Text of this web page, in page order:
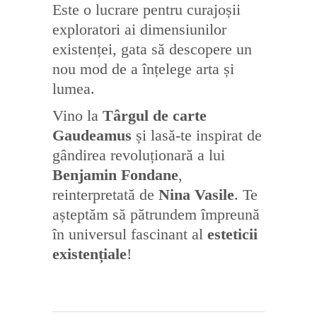
Este o lucrare pentru curajoșii
exploratori ai dimensiunilor
existenței, gata să descopere un
nou mod de a înțelege arta și
lumea.
Vino la Târgul de carte
Gaudeamus și lasă-te inspirat de
gândirea revoluționară a lui
Benjamin Fondane,
reinterpretată de Nina Vasile. Te
așteptăm să pătrundem împreună
în universul fascinant al esteticii
existențiale!